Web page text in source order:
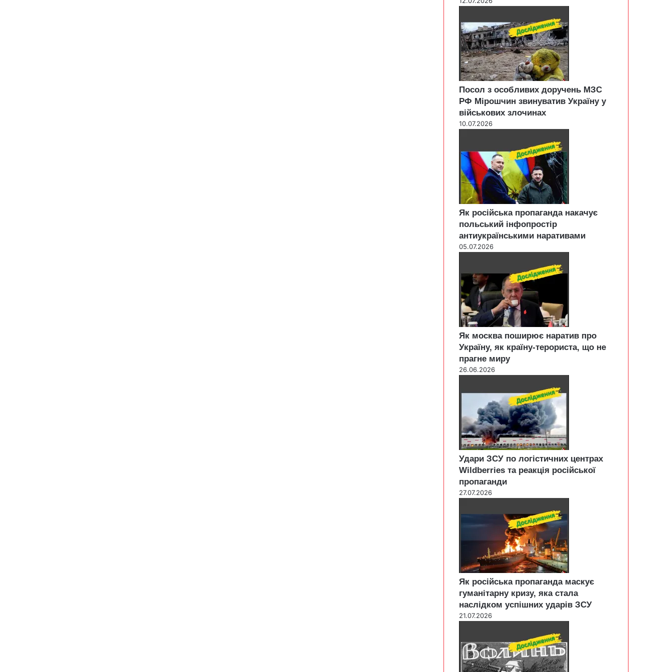
Посол з особливих доручень МЗС
РФ Мірошчин звинуватив Україну у
військових злочинах
10.07.2026
Як російська пропаганда накачує
польський інфопростір
антиукраїнськими наративами
05.07.2026
Як москва поширює наратив про
Україну, як країну-терориста, що не
прагне миру
26.06.2026
Удари ЗСУ по логістичних центрах
Wildberries та реакція російської
пропаганди
27.07.2026
Як російська пропаганда маскує
гуманітарну кризу, яка стала
наслідком успішних ударів ЗСУ
21.07.2026